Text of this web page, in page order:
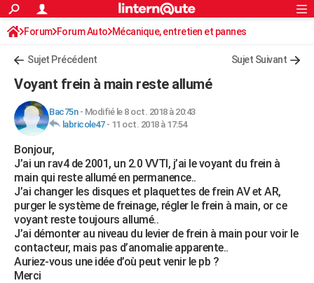
ACTUALITÉS
Politique
Société
Faits Divers
Education
Monde
Villes
+
FINANCE
Retraite
Impôts
Epargne
Immobilier
Risques naturels par ville
Banque
Assurance
Crédit
AUTO
Essais
Réserver un essai
Citadines
Berlines
SUV
Forum auto
+HIGH-TECH
Mobiles
Meilleur smartphone
Internet
Ordinateurs
Jeux vidéo
Guide high-tech
+BRICOLAGE
Forum
Aménagement intérieur
Extérieur
Cuisine
Salle de bains
Jardinage
Rangement
WEEK-END
Guides de France
Escapades
Patrimoine
Expositions
Musées
Week-end nature
LIFESTYLE
Art de vivre
Bien-être
Loisirs
ModeModes de vie
SANTE
Rechercher
S'inscrire
Connexion
Forum Forum Auto Mécanique, entretien et pannes
Sujet Précédent Sujet Suivant
Voyant frein à main reste allumé
Bac75n- Modifié le 8 oct. 2018 à 20:43
labricole47- 11 oct. 2018 à 17:54
Bonjour,
J’ai un rav4 de 2001, un 2.0 VVTI, j’ai le voyant du frein à
main qui reste allumé en permanence..
J’ai changer les disques et plaquettes de frein AV et AR,
purger le système de freinage, régler le frein à main, or ce
voyant reste toujours allumé..
J’ai démonter au niveau du levier de frein à main pour voir le
contacteur, mais pas d’anomalie apparente..
Auriez-vous une idée d’où peut venir le pb ?
Merci